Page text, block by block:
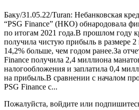
Баку/31.05.22/Turan: Небанковская
“PSG Finance” (НКО) обнародовала
по итогам 2021 года.В прошлом году
получила чистую прибыль в размере
14,2% больше, чем годом ранее.За
Finance получила 2,4 миллиона
налогообложения и заплатила 0,4
на прибыль.В сравнении с началом
PSG Finance с...
Пожалуйста, войдите или